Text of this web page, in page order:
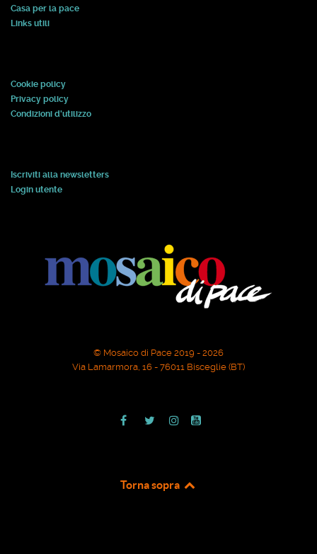
Casa per la pace
Links utili
Cookie policy
Privacy policy
Condizioni d'utilizzo
Iscriviti alla newsletters
Login utente
© Mosaico di Pace 2019 - 2026
Via Lamarmora, 16 - 76011 Bisceglie (BT)
Torna sopra